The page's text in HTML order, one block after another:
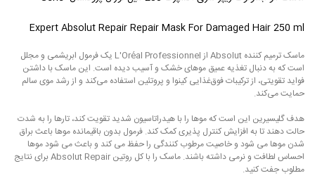
Expert Absolut Repair Repair Mask For Damaged Hair 250 ml
ماسک ترمیم کننده Absolut از L'Oréal Professionnel یک فرمول ابریشمی و مجلل
است که به دنبال تغذیه عمیق موهای خشک و آسیب دیده است. این ماسک با داشتن
فواید تقویتی، از ترکیبات فوق‌غذایی کینوا و پروتئین استفاده می‌کند و از رشد موی سالم
حمایت می‌کند.
هدف گلیسیرین این است که موها را با هیدراتاسیون شدید تقویت کند، تارها را به شدت
حالت دهند تا به افزایش کنترل پذیری کمک کند. فرمول بدون باقیمانده موها باعث براق
شدن موها می شود و خاصیت مرطوب کنندگی را حفظ می کند و باعث می شود موها
احساس لطافت و نرمی داشته باشند. ماسک را با کل روتین Absolut Repair برای نتایج
مطلوب جفت کنید.